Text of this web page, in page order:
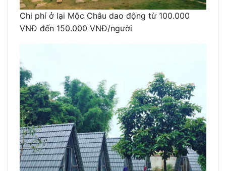
Chi phí ở lại Mộc Châu dao động từ 100.000
VNĐ đến 150.000 VNĐ/người